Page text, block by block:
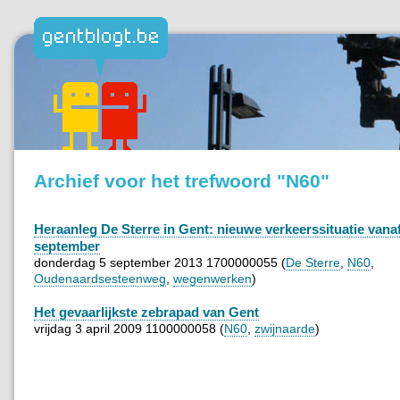
Archief voor het trefwoord "N60"
Heraanleg De Sterre in Gent: nieuwe verkeerssituatie
september
donderdag 5 september 2013 1700000055 (De Sterre N60
Oudenaardsesteenweg wegenwerken)
Het gevaarlijkste zebrapad van Gent
vrijdag 3 april 2009 1100000058 (N60 zwijnaarde)